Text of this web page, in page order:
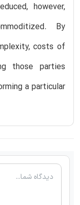
however,
By
costs of
those parties
a particular